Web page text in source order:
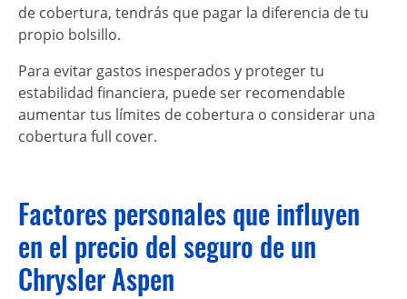
de cobertura, tendrás que pagar la diferencia de tu
propio bolsillo.
Para evitar gastos inesperados y proteger tu
estabilidad financiera, puede ser recomendable
aumentar tus límites de cobertura o considerar una
cobertura full cover.
Factores personales que influyen
en el precio del seguro de un
Chrysler Aspen